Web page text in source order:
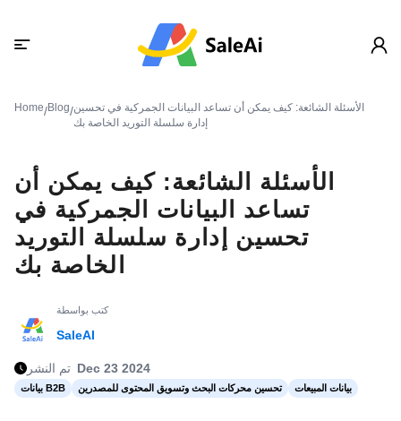
Home/Blog/الأسئلة الشائعة: كيف يمكن أن تساعد البيانات الجمركية في تحسين
إدارة سلسلة التوريد الخاصة بك
الأسئلة الشائعة: كيف يمكن أن
تساعد البيانات الجمركية في
تحسين إدارة سلسلة التوريد
الخاصة بك
كتب بواسطة
SaleAI
تم النشر Dec 23 2024
بيانات B2B تحسين محركات البحث وتسويق المحتوى للمصدرين بيانات المبيعات